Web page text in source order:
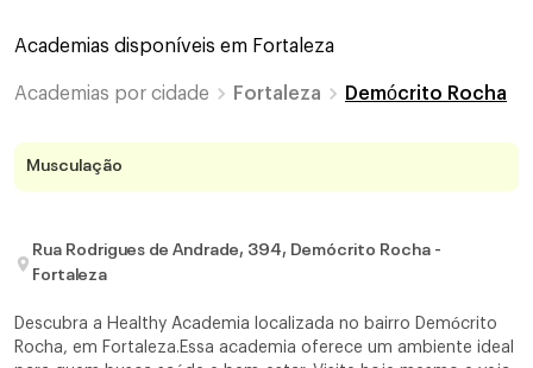
Academias disponíveis em Fortaleza
Academias por cidade Fortaleza Demócrito Rocha
Musculação
Rua Rodrigues de Andrade, 394, Demócrito Rocha -
Fortaleza
Descubra a Healthy Academia localizada no bairro Demócrito
Rocha, em Fortaleza.Essa academia oferece um ambiente ideal